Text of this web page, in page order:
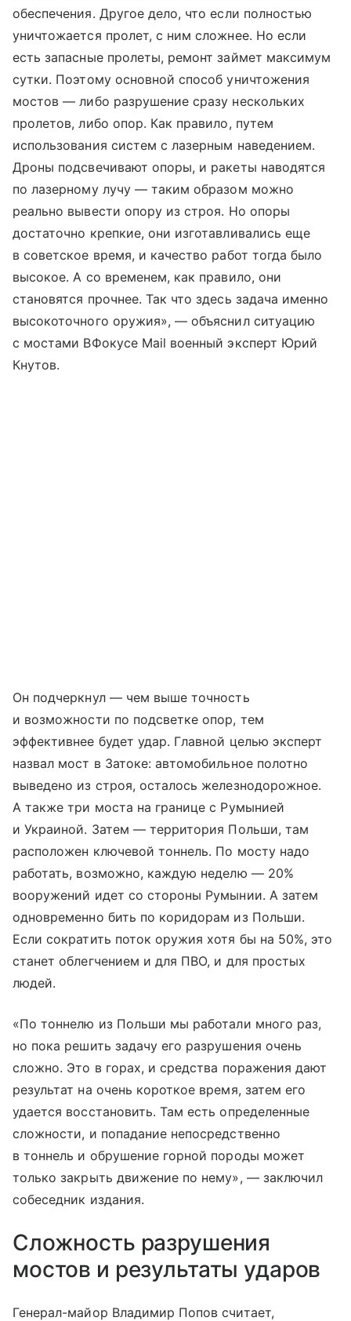
обеспечения. Другое дело, что если полностью
уничтожается пролет, с ним сложнее. Но если
есть запасные пролеты, ремонт займет максимум
сутки. Поэтому основной способ уничтожения
мостов — либо разрушение сразу нескольких
пролетов, либо опор. Как правило, путем
использования систем с лазерным наведением.
Дроны подсвечивают опоры, и ракеты наводятся
по лазерному лучу — таким образом можно
реально вывести опору из строя. Но опоры
достаточно крепкие, они изготавливались еще
в советское время, и качество работ тогда было
высокое. А со временем, как правило, они
становятся прочнее. Так что здесь задача именно
высокоточного оружия», — объяснил ситуацию
с мостами ВФокусе Mail военный эксперт Юрий
Кнутов.
Он подчеркнул — чем выше точность
и возможности по подсветке опор, тем
эффективнее будет удар. Главной целью эксперт
назвал мост в Затоке: автомобильное полотно
выведено из строя, осталось железнодорожное.
А также три моста на границе с Румынией
и Украиной. Затем — территория Польши, там
расположен ключевой тоннель. По мосту надо
работать, возможно, каждую неделю — 20%
вооружений идет со стороны Румынии. А затем
одновременно бить по коридорам из Польши.
Если сократить поток оружия хотя бы на 50%, это
станет облегчением и для ПВО, и для простых
людей.
«По тоннелю из Польши мы работали много раз,
но пока решить задачу его разрушения очень
сложно. Это в горах, и средства поражения дают
результат на очень короткое время, затем его
удается восстановить. Там есть определенные
сложности, и попадание непосредственно
в тоннель и обрушение горной породы может
только закрыть движение по нему», — заключил
собеседник издания.
Сложность разрушения
мостов и результаты ударов
Генерал-майор Владимир Попов считает,